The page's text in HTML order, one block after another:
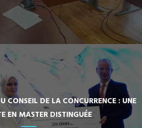
CONSEIL DE LA CONCURRENCE : UNE
EN MASTER DISTINGUÉE